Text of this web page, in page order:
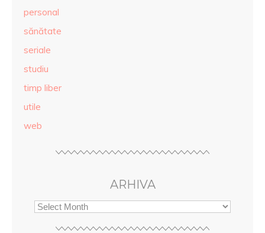
personal
sănătate
seriale
studiu
timp liber
utile
web
ARHIVA